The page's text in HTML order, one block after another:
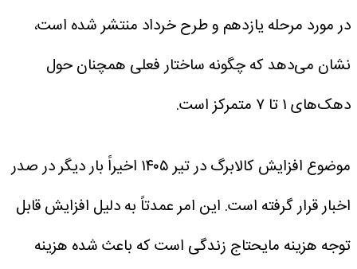
در مورد مرحله یازدهم و طرح خرداد منتشر شده است،
نشان می‌دهد که چگونه ساختار فعلی همچنان حول
دهک‌های ۱ تا ۷ متمرکز است.
موضوع افزایش کالابرگ در تیر ۱۴۰۵ اخیراً بار دیگر در صدر
اخبار قرار گرفته است. این امر عمدتاً به دلیل افزایش قابل
توجه هزینه مایحتاج زندگی است که باعث شده هزینه